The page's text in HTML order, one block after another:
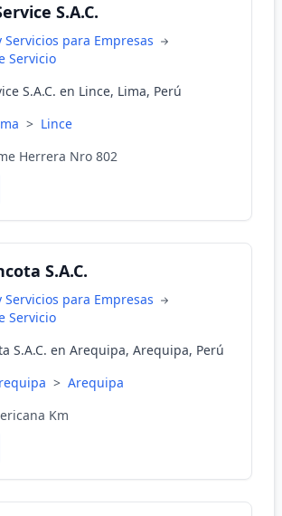
S.A.C.
Servicios para Empresas
Servicio
S.A.C. en Lince, Lima, Perú
> Lince
Herrera Nro 802
S.A.C.
Servicios para Empresas
Servicio
S.A.C. en Arequipa, Arequipa, Perú
> Arequipa
Km